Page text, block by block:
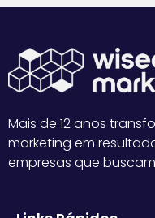
Mais de 12 anos
marketing em
empresas que